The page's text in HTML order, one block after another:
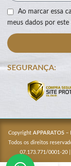
Ao marcar essa
meus dados por este
SEGURANÇA:
Copyright APPARATOS –
Todos os direitos
07.173.771/0001-20